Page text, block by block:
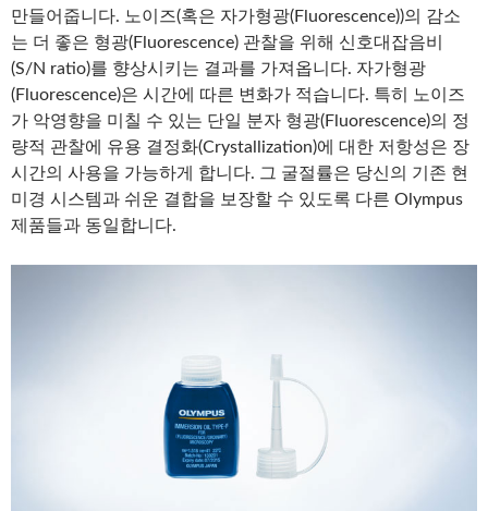
만들어줍니다. 노이즈(혹은 자가형광(Fluorescence))의 감소
는 더 좋은 형광(Fluorescence) 관찰을 위해 신호대잡음비
(S/N ratio)를 향상시키는 결과를 가져옵니다. 자가형광
(Fluorescence)은 시간에 따른 변화가 적습니다. 특히 노이즈
가 악영향을 미칠 수 있는 단일 분자 형광(Fluorescence)의 정
량적 관찰에 유용 결정화(Crystallization)에 대한 저항성은 장
시간의 사용을 가능하게 합니다. 그 굴절률은 당신의 기존 현
미경 시스템과 쉬운 결합을 보장할 수 있도록 다른 Olympus
제품들과 동일합니다.